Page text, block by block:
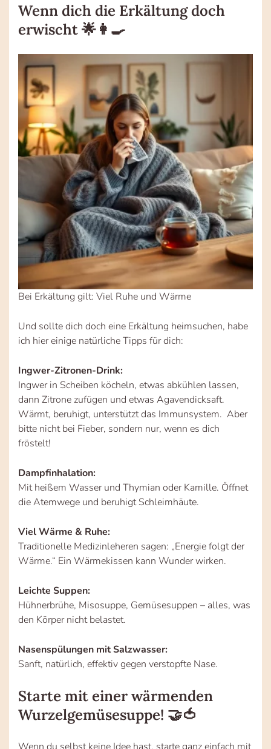
Wenn dich die Erkältung doch
erwischt 🌟👩‍🍳
Bei Erkältung gilt: Viel Ruhe und Wärme
Und sollte dich doch eine Erkältung heimsuchen, habe
ich hier einige natürliche Tipps für dich:
Ingwer-Zitronen-Drink:
Ingwer in Scheiben köcheln, etwas abkühlen lassen,
dann Zitrone zufügen und etwas Agavendicksaft.
Wärmt, beruhigt, unterstützt das Immunsystem. Aber
bitte nicht bei Fieber, sondern nur, wenn es dich
fröstelt!
Dampfinhalation:
Mit heißem Wasser und Thymian oder Kamille. Öffnet
die Atemwege und beruhigt Schleimhäute.
Viel Wärme & Ruhe:
Traditionelle Medizinleheren sagen: „Energie folgt der
Wärme.“ Ein Wärmekissen kann Wunder wirken.
Leichte Suppen:
Hühnerbrühe, Misosuppe, Gemüsesuppen – alles, was
den Körper nicht belastet.
Nasenspülungen mit Salzwasser:
Sanft, natürlich, effektiv gegen verstopfte Nase.
Starte mit einer wärmenden
Wurzelgemüsesuppe! 🤝🍅